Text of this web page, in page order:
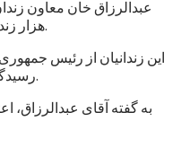
عبدالرزاق خان معاون
هزار زندانی در این زندان اعتصاب غذایی کردند.
این زندانیان از رئیس
رسیدگی شود و در مجازات شان تخفیف بیاید.
به گفته آقای عبدالرزاق،